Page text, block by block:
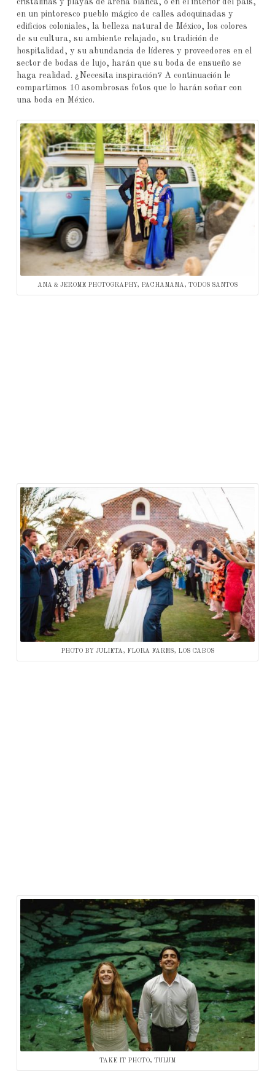
cristalinas y playas de arena blanca, o en el interior del país,
en un pintoresco pueblo mágico de calles adoquinadas y
edificios coloniales, la belleza natural de México, los colores
de su cultura, su ambiente relajado, su tradición de
hospitalidad, y su abundancia de líderes y proveedores en el
sector de bodas de lujo, harán que su boda de ensueño se
haga realidad. ¿Necesita inspiración? A continuación le
compartimos 10 asombrosas fotos que lo harán soñar con
una boda en México.
ANA & JEROME PHOTOGRAPHY, PACHAMAMA, TODOS SANTOS
PHOTO BY JULIETA, FLORA FARMS, LOS CABOS
TAKE IT PHOTO, TULUM